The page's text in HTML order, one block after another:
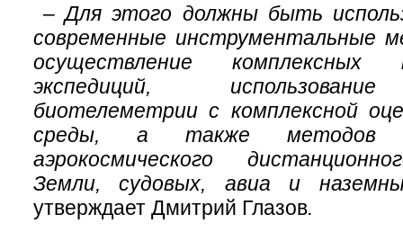
–Для этого должны быть
современные инструментальные
осуществление комплексных
экспедиций,
биотелеметрии с комплексной
среды, а также методов
аэрокосмического
Земли, судовых, авиа и
утверждает Дмитрий Глазов.